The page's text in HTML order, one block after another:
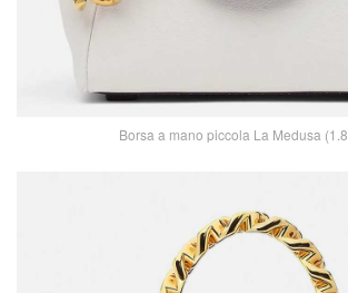
Borsa a mano piccola La Medusa